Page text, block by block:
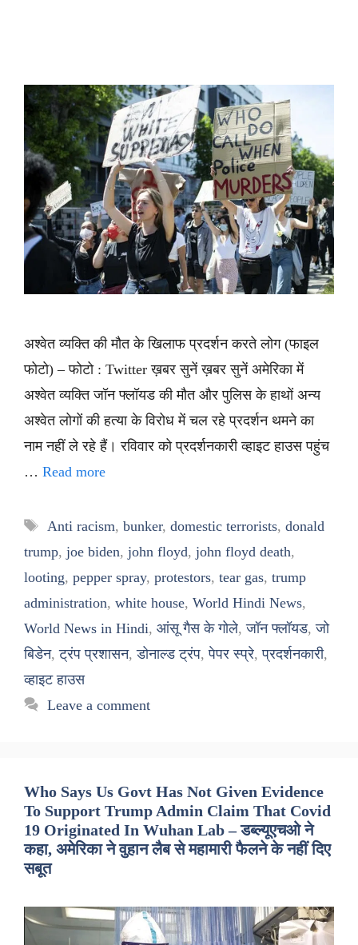
अश्वेत व्यक्ति की मौत के खिलाफ प्रदर्शन करते लोग (फाइल
फोटो) – फोटो : Twitter ख़बर सुनें ख़बर सुनें अमेरिका में
अश्वेत व्यक्ति जॉन फ्लॉयड की मौत और पुलिस के हाथों अन्य
अश्वेत लोगों की हत्या के विरोध में चल रहे प्रदर्शन थमने का
नाम नहीं ले रहे हैं। रविवार को प्रदर्शनकारी व्हाइट हाउस पहुंच
… Read more
Tags
Anti racism, bunker, domestic terrorists, donald
trump, joe biden, john floyd, john floyd death,
looting, pepper spray, protestors, tear gas, trump
administration, white house, World Hindi News,
World News in Hindi, आंसू गैस के गोले,जॉन फ्लॉयड,जो
बिडेन,ट्रंप प्रशासन,डोनाल्ड ट्रंप,पेपर स्प्रे,प्रदर्शनकारी,
व्हाइट हाउस
Leave a comment
Who Says Us Govt Has Not Given Evidence
To Support Trump Admin Claim That Covid
19 Originated In Wuhan Lab – डब्ल्यूएचओ ने
कहा, अमेरिका ने वुहान लैब से महामारी फैलने के नहीं दिए
सबूत